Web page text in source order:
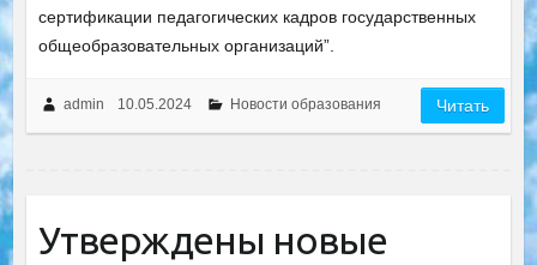
сертификации педагогических кадров государственных
общеобразовательных организаций”.
admin 10.05.2024 Новости образования Читать
Утверждены новые